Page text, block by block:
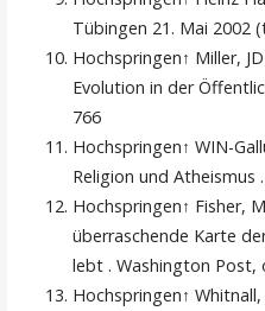
Tübingen 21. Mai 2002
Hochspringen↑ Miller,
Evolution in der
766
Hochspringen↑ WIN-
Religion und Atheismus .
Hochspringen↑ Fisher,
überraschende Karte
lebt . Washington Post,
Hochspringen↑